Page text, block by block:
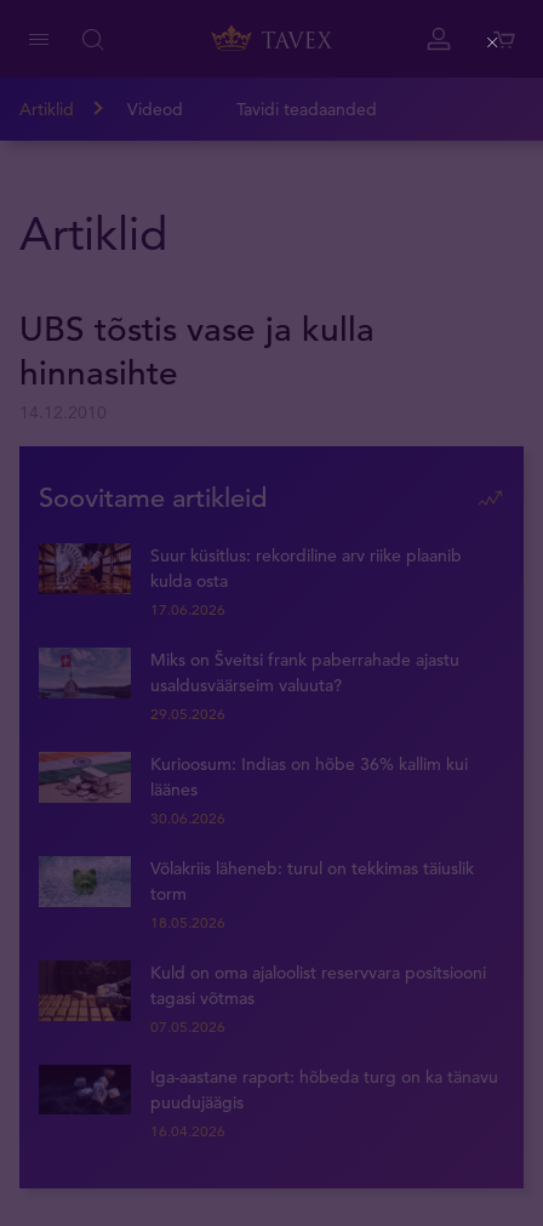
Artiklid Videod Tavidi teadaanded
Artiklid
UBS tõstis vase ja kulla
hinnasihte
Soovitame artikleid
Suur küsitlus: rekordiline arv riike plaanib
kulda osta
17.06.2026
Miks on Šveitsi frank paberrahade ajastu
usaldusväärseim valuuta?
29.05.2026
Kurioosum: Indias on hõbe 36% kallim kui
läänes
30.06.2026
Võlakriis läheneb: turul on tekkimas täiuslik
torm
18.05.2026
Kuld on oma ajaloolist reservvara positsiooni
tagasi võtmas
07.05.2026
Iga-aastane raport: hõbeda turg on ka tänavu
puudujäägis
16.04.2026
Close